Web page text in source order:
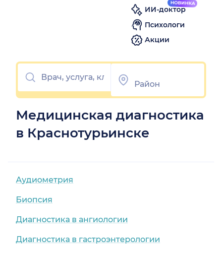
ИИ-доктор
Психологи
Акции
Медицинская диагностика
в Краснотурьинске
Аудиометрия
Биопсия
Диагностика в ангиологии
Диагностика в гастроэнтерологии